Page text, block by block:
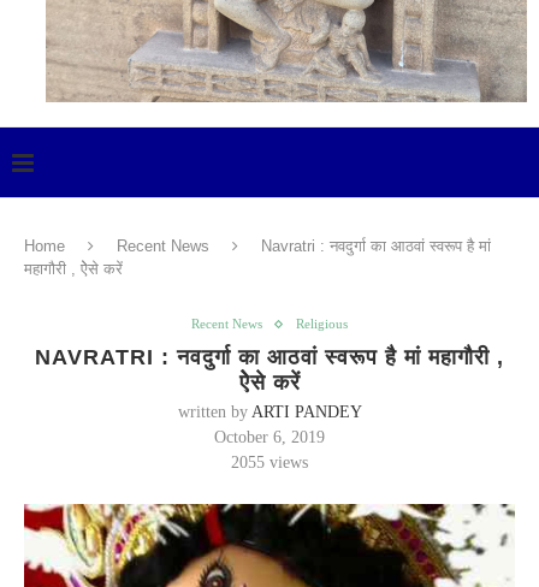
Home Recent News
Navratri : नवदुर्गा का आठवां स्वरूप है मां
महागौरी , ऐेसे करें
Recent News Religious
NAVRATRI : नवदुर्गा का आठवां स्वरूप है मां महागौरी ,
ऐेसे करें
written by ARTI PANDEY
October 6, 2019
2055 views